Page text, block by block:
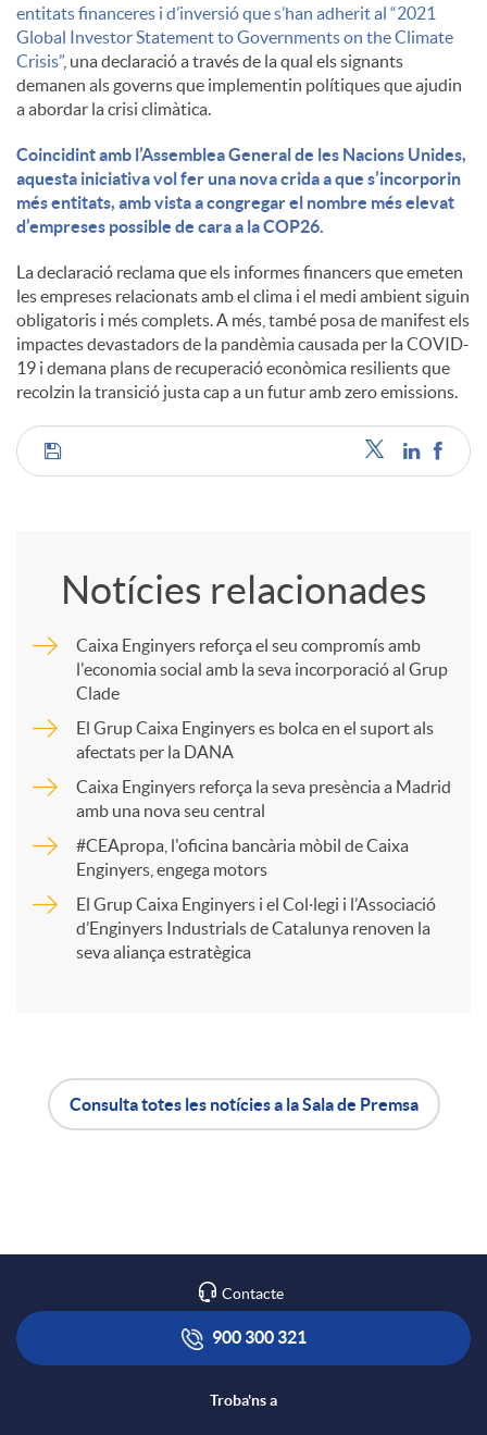
u
t
s
entitats financeres i d’inversió que s’han adherit al “2021
Global Investor Statement to Governments on the Climate
Crisis”, una declaració a través de la qual els signants
demanen als governs que implementin polítiques que ajudin
a abordar la crisi climàtica.
Coincidint amb l’Assemblea General de les Nacions Unides,
aquesta iniciativa vol fer una nova crida a que s’incorporin
més entitats, amb vista a congregar el nombre més elevat
d’empreses possible de cara a la COP26.
La declaració reclama que els informes financers que emeten
les empreses relacionats amb el clima i el medi ambient siguin
obligatoris i més complets. A més, també posa de manifest els
impactes devastadors de la pandèmia causada per la COVID-
19 i demana plans de recuperació econòmica resilients que
recolzin la transició justa cap a un futur amb zero emissions.
C
r
t
a
r
Notícies relacionades
Caixa Enginyers reforça el seu compromís amb
l'economia social amb la seva incorporació al Grup
Clade
El Grup Caixa Enginyers es bolca en el suport als
afectats per la DANA
Caixa Enginyers reforça la seva presència a Madrid
amb una nova seu central
#CEApropa, l'oficina bancària mòbil de Caixa
Enginyers, engega motors
El Grup Caixa Enginyers i el Col·legi i l’Associació
d’Enginyers Industrials de Catalunya renoven la
seva aliança estratègica
i
ó
Consulta totes les notícies a la Sala de Premsa
Contacte
900 300 321
Troba'ns a